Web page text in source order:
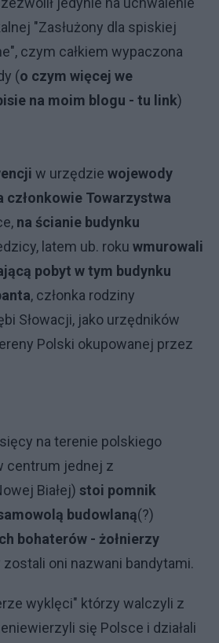
"Zasłużony dla spiskiej
czym całkiem wypaczona
(o czym więcej we
na moim blogu - tu link)
w urzędzie wojewody
członkowie Towarzystwa
na ścianie budynku
latem ub. roku wmurowali
pobyt w tym budynku
, członka rodziny
Słowacji, jako urzędników
Polski okupowanej przez
na terenie polskiego
centrum jednej z
Białej) stoi pomnik
budowlaną(?)
bohaterów - żołnierzy
zostali oni nazwani bandytami.
wyklęci" którzy walczyli z
się Polsce i działali